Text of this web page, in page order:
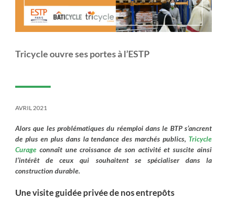
Tricycle ouvre ses portes à l’ESTP
AVRIL 2021
Alors que les problématiques du réemploi dans le BTP s’ancrent
de plus en plus dans la tendance des marchés publics, Tricycle
Curage connaît une croissance de son activité et suscite ainsi
l’intérêt de ceux qui souhaitent se spécialiser dans la
construction durable.
Une visite guidée privée de nos entrepôts